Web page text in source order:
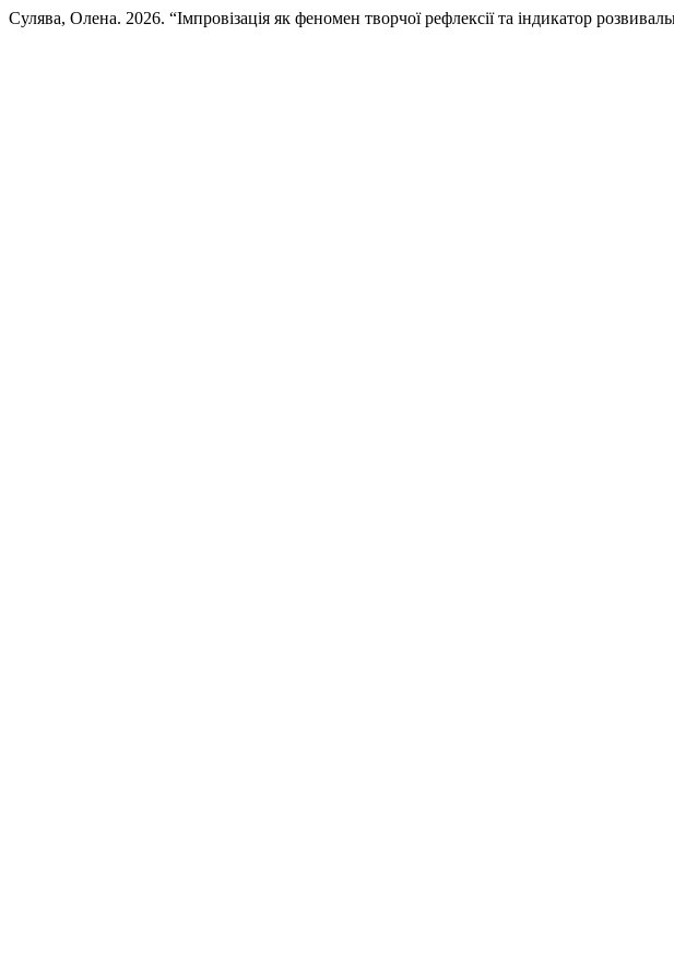
Сулява, Олена. 2026. “Імпровізація як феномен творчої рефлексії та індикатор